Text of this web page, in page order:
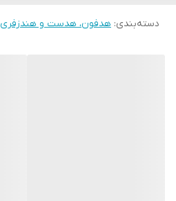
دسته‌بندی: هدفون، هدست و هندزفری